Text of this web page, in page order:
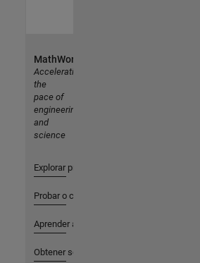
MathWorks
Accelerating
the
pace of
engineering
and
science
Explorar productos
Probar o comprar
Aprender a utilizar
Obtener soporte